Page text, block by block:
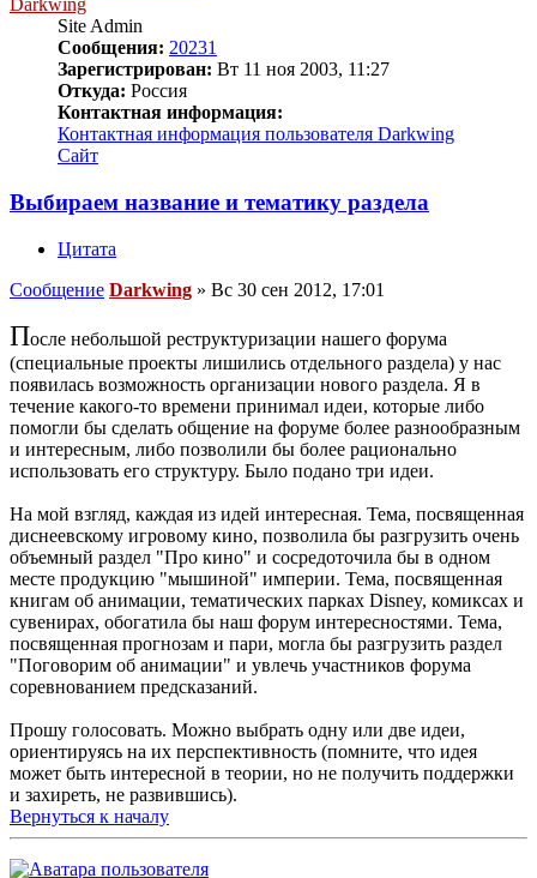
Darkwing
Site Admin
Сообщения: 20231
Зарегистрирован: Вт 11 ноя 2003, 11:27
Откуда: Россия
Контактная информация:
Контактная информация пользователя Darkwing
Сайт
Выбираем название и тематику раздела
Цитата
Сообщение Darkwing » Вс 30 сен 2012, 17:01
После небольшой реструктуризации нашего форума
(специальные проекты лишились отдельного раздела) у нас
появилась возможность организации нового раздела. Я в
течение какого-то времени принимал идеи, которые либо
помогли бы сделать общение на форуме более разнообразным
и интересным, либо позволили бы более рационально
использовать его структуру. Было подано три идеи.
На мой взгляд, каждая из идей интересная. Тема, посвященная
диснеевскому игровому кино, позволила бы разгрузить очень
объемный раздел "Про кино" и сосредоточила бы в одном
месте продукцию "мышиной" империи. Тема, посвященная
книгам об анимации, тематических парках Disney, комиксах и
сувенирах, обогатила бы наш форум интересностями. Тема,
посвященная прогнозам и пари, могла бы разгрузить раздел
"Поговорим об анимации" и увлечь участников форума
соревнованием предсказаний.
Прошу голосовать. Можно выбрать одну или две идеи,
ориентируясь на их перспективность (помните, что идея
может быть интересной в теории, но не получить поддержки
и захиреть, не развившись).
Вернуться к началу